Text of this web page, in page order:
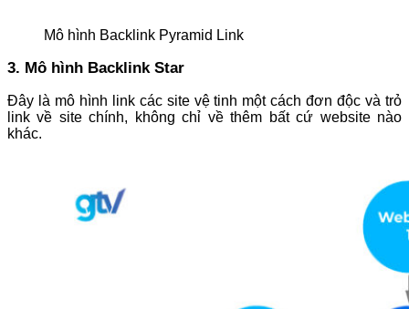
Mô hình Backlink Pyramid Link
3. Mô hình Backlink Star
Đây là mô hình link các site vệ tinh một cách đơn độc và trỏ
link về site chính, không chỉ về thêm bất cứ website nào
khác.